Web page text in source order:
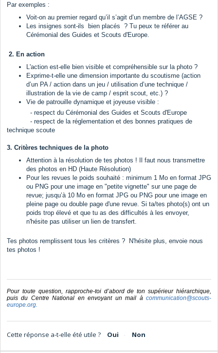
Par exemples :
Voit-on au premier regard qu’il s’agit d’un membre de l’AGSE ?
Les insignes sont-ils bien placés ? Tu peux te référer au
Cérémonial des Guides et Scouts d'Europe.
2. En action
L'action est-elle bien visible et compréhensible sur la photo ?
Exprime-t-elle une dimension importante du scoutisme (action
d’un PA / action dans un jeu / utilisation d’une technique /
illustration de la vie de camp / esprit scout, etc.) ?
Vie de patrouille dynamique et joyeuse visible :
- respect du Cérémonial des Guides et Scouts d'Europe
- respect de la réglementation et des bonnes pratiques de
technique scoute
3. Critères techniques de la photo
Attention à la résolution de tes photos ! Il faut nous transmettre
des photos en HD (Haute Résolution)
Pour les revues le poids souhaité : minimum 1 Mo en format JPG
ou PNG pour une image en "petite vignette" sur une page de
revue; jusqu’à 10 Mo en format JPG ou PNG pour une image en
pleine page ou double page d'une revue. Si ta/tes photo(s) ont un
poids trop élevé et que tu as des difficultés à les envoyer,
n'hésite pas utiliser un lien de transfert.
Tes photos remplissent tous les critères ? N'hésite plus, envoie nous
tes photos !
Pour toute question, rapproche-toi d’abord de ton supérieur hiérarchique,
puis du Centre National en envoyantun mail àcommunication@scouts-
europe.org.
Cette réponse a-t-elle été utile ? Oui Non